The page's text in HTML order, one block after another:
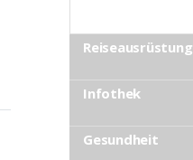
Reiseausrüstung
Infothek
Gesundheit